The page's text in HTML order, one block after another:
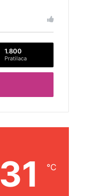
1.800
Pratilaca
31 ℃